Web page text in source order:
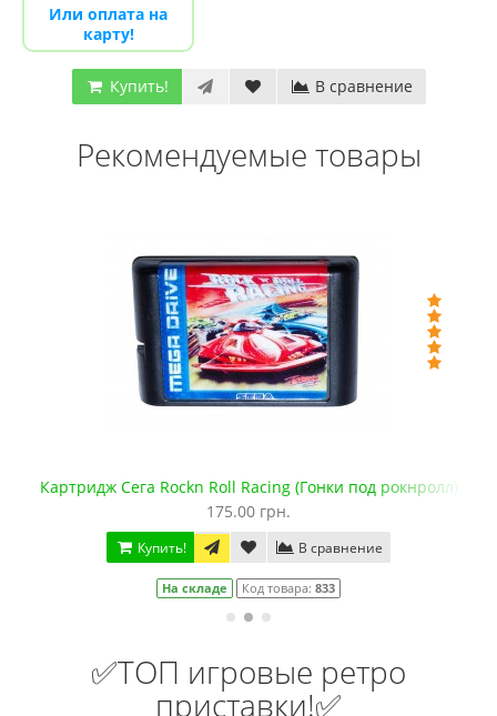
Или оплата на
карту!
Купить! В сравнение
Рекомендуемые товары
Streets of Rage 2 — картридж для Сега Мега Драйв 2
175.00 грн.
Купить! В сравнение
На складе Код товара:1400
✅ТОП игровые ретро
приставки!✅